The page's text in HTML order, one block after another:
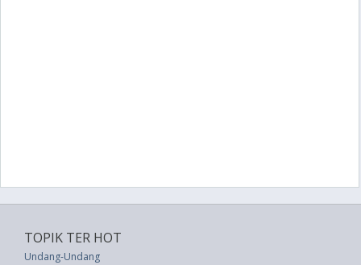
TOPIK TER HOT
Undang-Undang